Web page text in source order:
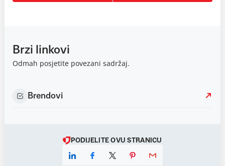
Brzi linkovi
Odmah posjetite povezani sadržaj.
Brendovi
PODIJELITE OVU STRANICU